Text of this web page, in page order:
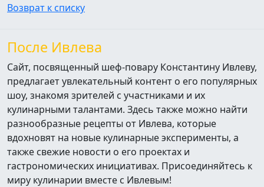
Возврат к списку
После Ивлева
Сайт, посвященный шеф-повару Константину Ивлеву,
предлагает увлекательный контент о его популярных
шоу, знакомя зрителей с участниками и их
кулинарными талантами. Здесь также можно найти
разнообразные рецепты от Ивлева, которые
вдохновят на новые кулинарные эксперименты, а
также свежие новости о его проектах и
гастрономических инициативах. Присоединяйтесь к
миру кулинарии вместе с Ивлевым!